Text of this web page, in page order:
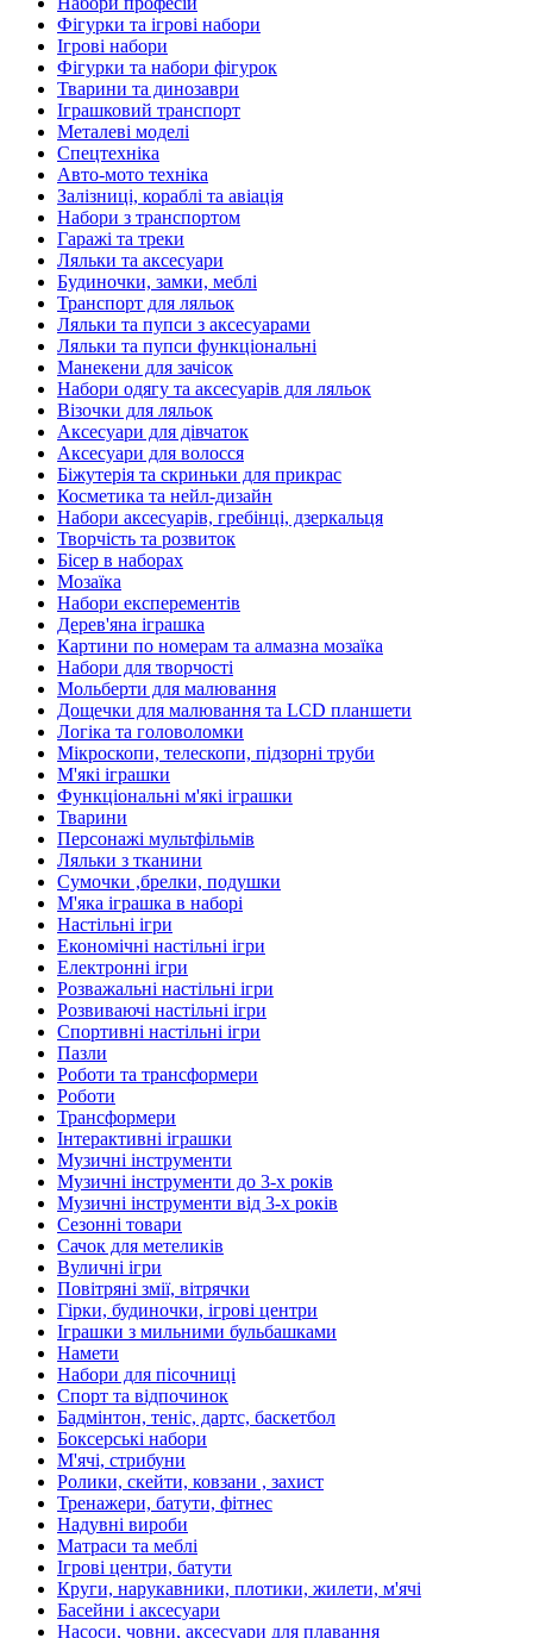
Фігурки та ігрові набори
Ігрові набори
Фігурки та набори фігурок
Тварини та динозаври
Іграшковий транспорт
Металеві моделі
Спецтехніка
Авто-мото техніка
Залізниці, кораблі та авіація
Набори з транспортом
Гаражі та треки
Ляльки та аксесуари
Будиночки, замки, меблі
Транспорт для ляльок
Ляльки та пупси з аксесуарами
Ляльки та пупси функціональні
Манекени для зачісок
Набори одягу та аксесуарів для ляльок
Візочки для ляльок
Аксесуари для дівчаток
Аксесуари для волосся
Біжутерія та скриньки для прикрас
Косметика та нейл-дизайн
Набори аксесуарів, гребінці, дзеркальця
Творчість та розвиток
Бісер в наборах
Мозаїка
Набори експерементів
Дерев'яна іграшка
Картини по номерам та алмазна мозаїка
Набори для творчості
Мольберти для малювання
Дощечки для малювання та LCD планшети
Логіка та головоломки
Мікроскопи, телескопи, підзорні труби
М'які іграшки
Функціональні м'які іграшки
Тварини
Персонажі мультфільмів
Ляльки з тканини
Сумочки ,брелки, подушки
М'яка іграшка в наборі
Настільні ігри
Економічні настільні ігри
Електронні ігри
Розважальні настільні ігри
Розвиваючі настільні ігри
Спортивні настільні ігри
Пазли
Роботи та трансформери
Роботи
Трансформери
Інтерактивні іграшки
Музичні інструменти
Музичні інструменти до 3-х років
Музичні інструменти від 3-х років
Сезонні товари
Сачок для метеликів
Вуличні ігри
Повітряні змії, вітрячки
Гірки, будиночки, ігрові центри
Іграшки з мильними бульбашками
Намети
Набори для пісочниці
Спорт та відпочинок
Бадмінтон, теніс, дартс, баскетбол
Боксерські набори
М'ячі, стрибуни
Ролики, скейти, ковзани , захист
Тренажери, батути, фітнес
Надувні вироби
Матраси та меблі
Ігрові центри, батути
Круги, нарукавники, плотики, жилети, м'ячі
Басейни і аксесуари
Насоси, човни, аксесуари для плавання